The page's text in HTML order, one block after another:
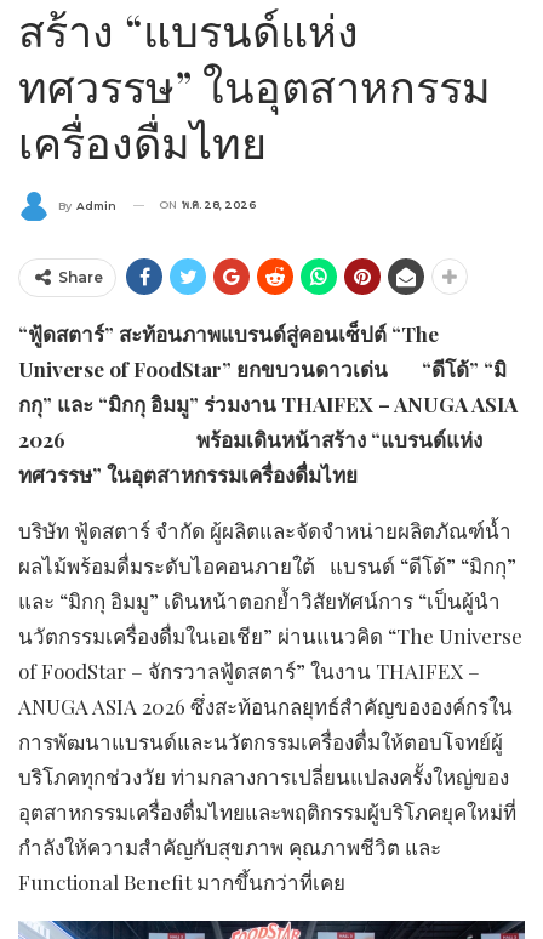
สร้าง “แบรนด์แห่ง
ทศวรรษ” ในอุตสาหกรรม
เครื่องดื่มไทย
By Admin ON พ.ค. 28, 2026
Share
“ฟู้ดสตาร์” สะท้อนภาพแบรนด์สู่คอนเซ็ปต์ “The
Universe of FoodStar” ยกขบวนดาวเด่น “ดีโด้” “มิ
กกุ” และ “มิกกุ อิมมู” ร่วมงาน THAIFEX – ANUGA ASIA
2026 พร้อมเดินหน้าสร้าง “แบรนด์แห่ง
ทศวรรษ” ในอุตสาหกรรมเครื่องดื่มไทย
​บริษัท ฟู้ดสตาร์ จำกัด ผู้ผลิตและจัดจำหน่ายผลิตภัณฑ์น้ำ
ผลไม้พร้อมดื่มระดับไอคอนภายใต้ แบรนด์ “ดีโด้” “มิกกุ”
และ “มิกกุ อิมมู” เดินหน้าตอกย้ำวิสัยทัศน์การ “เป็นผู้นำ
นวัตกรรมเครื่องดื่มในเอเชีย” ผ่านแนวคิด “The Universe
of FoodStar – จักรวาลฟู้ดสตาร์” ในงาน THAIFEX –
ANUGA ASIA 2026 ซึ่งสะท้อนกลยุทธ์สำคัญขององค์กรใน
การพัฒนาแบรนด์และนวัตกรรมเครื่องดื่มให้ตอบโจทย์ผู้
บริโภคทุกช่วงวัย ท่ามกลางการเปลี่ยนแปลงครั้งใหญ่ของ
อุตสาหกรรมเครื่องดื่มไทยและพฤติกรรมผู้บริโภคยุคใหม่ที่
กำลังให้ความสำคัญกับสุขภาพ คุณภาพชีวิต และ
Functional Benefit มากขึ้นกว่าที่เคย